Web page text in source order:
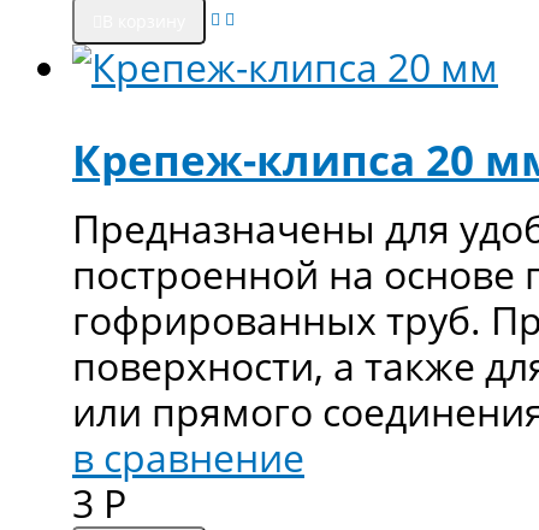
Крепеж-клипса 20
Предназначены для
построенной на основе
гофрированных труб.
поверхности, а также
или прямого
в сравнение
3 Р